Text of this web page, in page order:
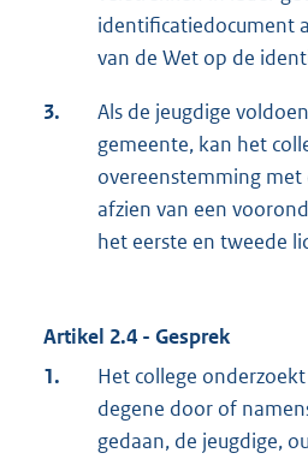
identificatiedocument
van de Wet op de
3.
Als de jeugdige
gemeente, kan het
overeenstemming met
afzien van een
het eerste en tweede
Artikel 2.4 - Gesprek
1.
Het college
degene door of
gedaan, de jeugdige,